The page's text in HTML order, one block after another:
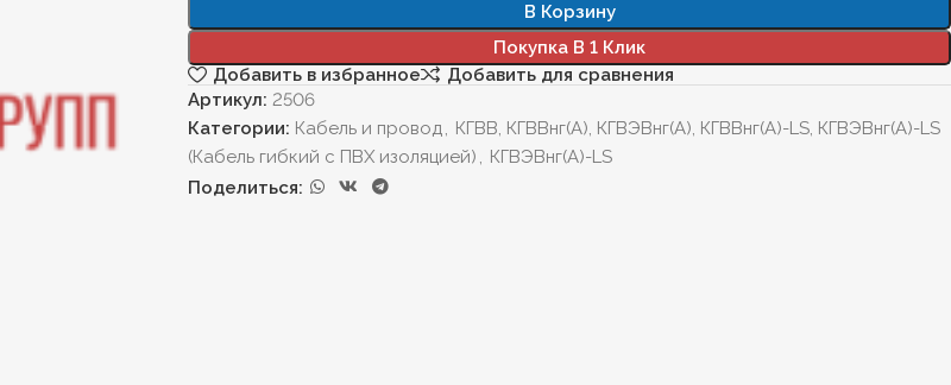
В Корзину
Покупка В 1 Клик
Добавить в избранное
Добавить для сравнения
Артикул: 2506
Категории: Кабель и провод, КГВВ, КГВВнг(А), КГВЭВнг(А), КГВВнг(А)-LS, КГВЭВнг(А)-LS
(Кабель гибкий с ПВХ изоляцией) , КГВЭВнг(А)-LS
Поделиться: